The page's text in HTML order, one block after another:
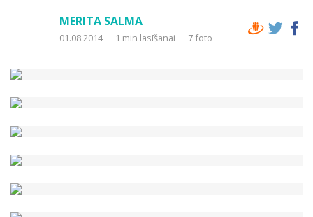
MERITA SALMA
01.08.2014 1 min lasīšanai 7 foto